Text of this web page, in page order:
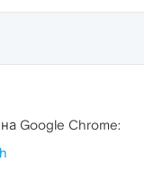
Google Chrome: